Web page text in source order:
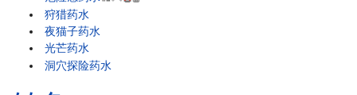
狩猎药水
夜猫子药水
光芒药水
洞穴探险药水